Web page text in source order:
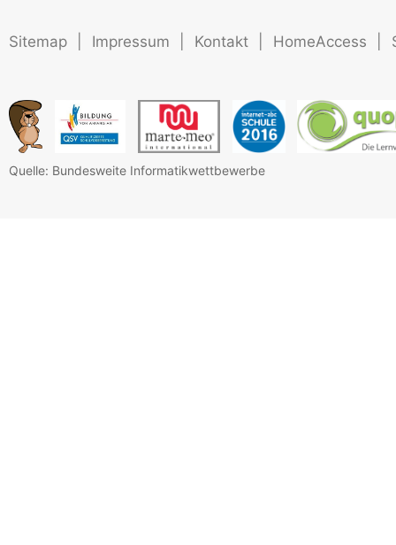
Sitemap Impressum Kontakt HomeAccess
Quelle: Bundesweite Informatikwettbewerbe